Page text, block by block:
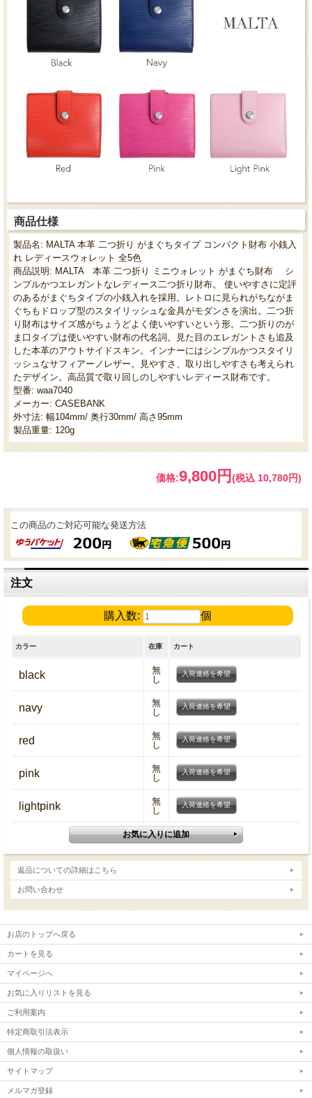
商品仕様
製品名: MALTA 本革 二つ折り がまぐちタイプ コンパクト財布 小銭入
れ レディースウォレット 全5色
商品説明: MALTA 本革 二つ折り ミニウォレット がまぐち財布 シ
ンプルかつエレガントなレディース二つ折り財布。 使いやすさに定評
のあるがまぐちタイプの小銭入れを採用。レトロに見られがちながま
ぐちもドロップ型のスタイリッシュな金具がモダンさを演出。二つ折
り財布はサイズ感がちょうどよく使いやすいという形。二つ折りのが
ま口タイプは使いやすい財布の代名詞。見た目のエレガントさも追及
した本革のアウトサイドスキン。インナーにはシンプルかつスタイリ
ッシュなサフィアーノレザー。見やすさ、取り出しやすさも考えられ
たデザイン。高品質で取り回しのしやすいレディース財布です。
型番: waa7040
メーカー: CASEBANK
外寸法: 幅104mm/ 奥行30mm/ 高さ95mm
製品重量: 120g
価格:9,800円 (税込 10,780円)
この商品のご対応可能な発送方法
注文
購入数: 個
カラー 在庫 カート
black
無
し
入荷連絡を希望
navy
無
し
入荷連絡を希望
red
無
し
入荷連絡を希望
pink
無
し
入荷連絡を希望
lightpink
無
し
入荷連絡を希望
返品についての詳細はこちら
お問い合わせ
お店のトップへ戻る
カートを見る
マイページへ
お気に入りリストを見る
ご利用案内
特定商取引法表示
個人情報の取扱い
サイトマップ
メルマガ登録